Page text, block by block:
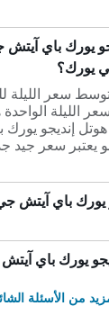
يورك باي آيتش
الواحدة
إنديجو
وهو يعتبر سعر
يورك باي
يورك باي
من الأسئلة